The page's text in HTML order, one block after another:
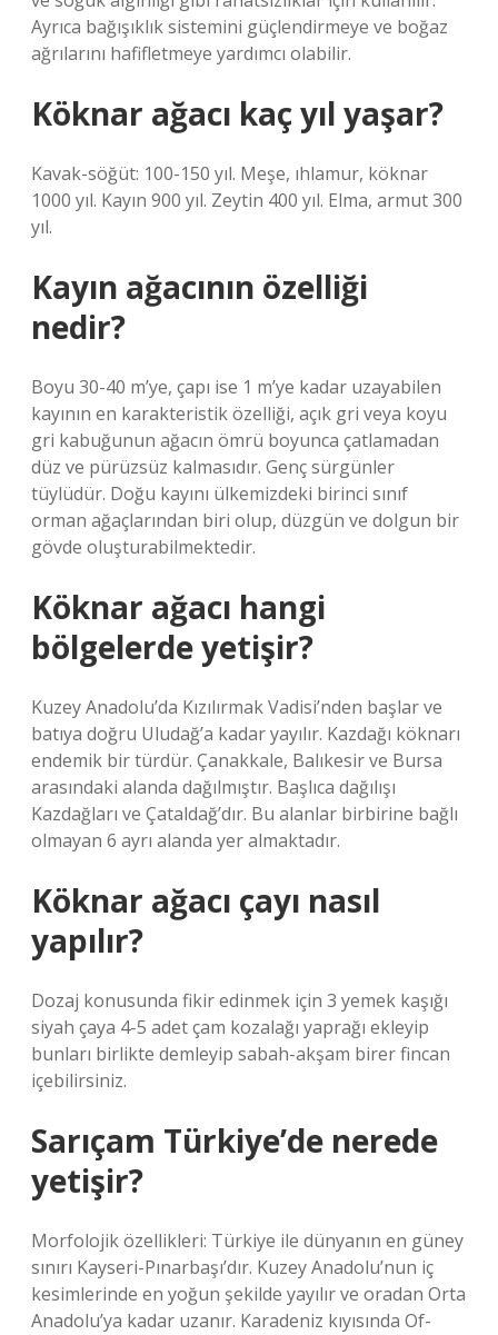
Ayrıca bağışıklık sistemini güçlendirmeye ve boğaz
ağrılarını hafifletmeye yardımcı olabilir.
Köknar ağacı kaç yıl yaşar?
Kavak-söğüt: 100-150 yıl. Meşe, ıhlamur, köknar
1000 yıl. Kayın 900 yıl. Zeytin 400 yıl. Elma, armut 300
yıl.
Kayın ağacının özelliği
nedir?
Boyu 30-40 m’ye, çapı ise 1 m’ye kadar uzayabilen
kayının en karakteristik özelliği, açık gri veya koyu
gri kabuğunun ağacın ömrü boyunca çatlamadan
düz ve pürüzsüz kalmasıdır. Genç sürgünler
tüylüdür. Doğu kayını ülkemizdeki birinci sınıf
orman ağaçlarından biri olup, düzgün ve dolgun bir
gövde oluşturabilmektedir.
Köknar ağacı hangi
bölgelerde yetişir?
Kuzey Anadolu’da Kızılırmak Vadisi’nden başlar ve
batıya doğru Uludağ’a kadar yayılır. Kazdağı köknarı
endemik bir türdür. Çanakkale, Balıkesir ve Bursa
arasındaki alanda dağılmıştır. Başlıca dağılışı
Kazdağları ve Çataldağ’dır. Bu alanlar birbirine bağlı
olmayan 6 ayrı alanda yer almaktadır.
Köknar ağacı çayı nasıl
yapılır?
Dozaj konusunda fikir edinmek için 3 yemek kaşığı
siyah çaya 4-5 adet çam kozalağı yaprağı ekleyip
bunları birlikte demleyip sabah-akşam birer fincan
içebilirsiniz.
Sarıçam Türkiye’de nerede
yetişir?
Morfolojik özellikleri: Türkiye ile dünyanın en güney
sınırı Kayseri-Pınarbaşı’dır. Kuzey Anadolu’nun iç
kesimlerinde en yoğun şekilde yayılır ve oradan Orta
Anadolu’ya kadar uzanır. Karadeniz kıyısında Of-